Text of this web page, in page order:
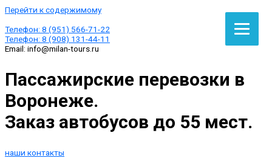
Перейти к содержимому
Телефон: 8 (951) 566-71-22
Телефон: 8 (908) 131-44-11
Email: info@milan-tours.ru
Пассажирские перевозки в
Воронеже.
Заказ автобусов до 55 мест.
наши контакты